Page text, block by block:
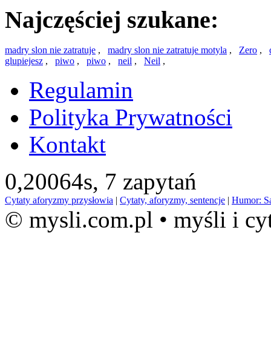
Najczęściej szukane:
madry slon nie zatratuje , madry slon nie zatratuje motyla , Zero ,
glupiejesz , piwo , piwo , neil , Neil ,
Regulamin
Polityka Prywatności
Kontakt
0,20064s, 7 zapytań
Cytaty aforyzmy przysłowia | Cytaty, aforyzmy, sentencje | Humor:
© mysli.com.pl • myśli i